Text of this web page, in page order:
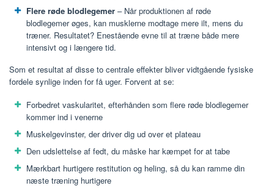
Flere røde blodlegemer – Når produktionen af ​​røde
blodlegemer øges, kan musklerne modtage mere ilt, mens du
træner. Resultatet? Enestående evne til at træne både mere
intensivt og i længere tid.
Som et resultat af disse to centrale effekter bliver vidtgående fysiske
fordele synlige inden for få uger. Forvent at se:
Forbedret vaskularitet, efterhånden som flere røde blodlegemer
kommer ind i venerne
Muskelgevinster, der driver dig ud over et plateau
Den udslettelse af fedt, du måske har kæmpet for at tabe
Mærkbart hurtigere restitution og heling, så du kan ramme din
næste træning hurtigere